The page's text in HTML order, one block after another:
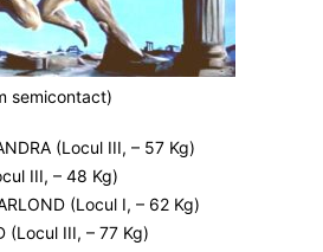
semicontact)
(Locul III, – 57 Kg)
III, – 48 Kg)
(Locul I, – 62 Kg)
(Locul III, – 77 Kg)